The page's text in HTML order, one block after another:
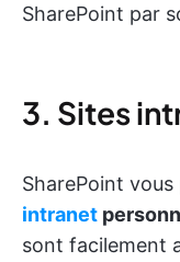
SharePoint par
3. Sites
SharePoint
intranet
sont facilement